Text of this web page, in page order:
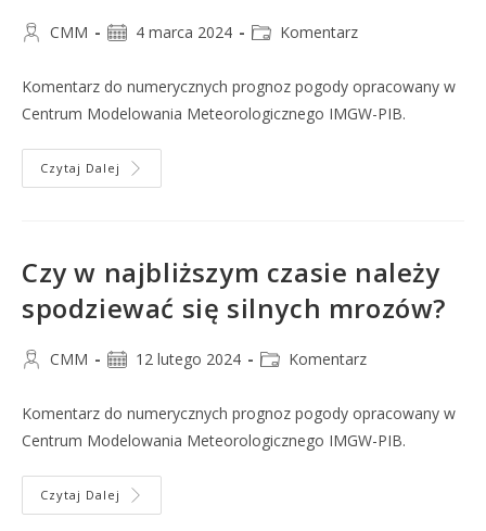
CMM 4 marca 2024 Komentarz
Komentarz do numerycznych prognoz pogody opracowany w
Centrum Modelowania Meteorologicznego IMGW-PIB.
Czytaj Dalej
Czy w najbliższym czasie należy
spodziewać się silnych mrozów?
CMM 12 lutego 2024 Komentarz
Komentarz do numerycznych prognoz pogody opracowany w
Centrum Modelowania Meteorologicznego IMGW-PIB.
Czytaj Dalej